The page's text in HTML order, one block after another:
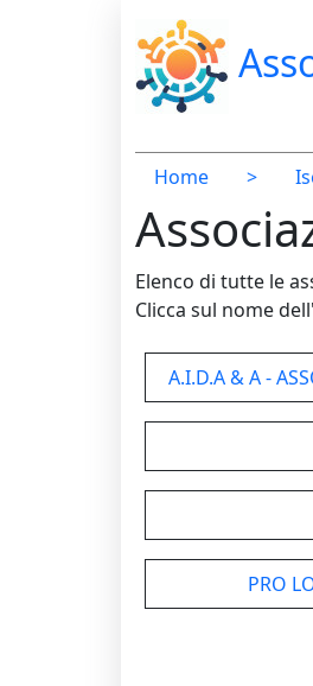
Home >
Elenco di tutte le
Clicca sul nome
A.I.D.A & A -
PRO